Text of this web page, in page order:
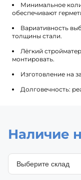
Минимальное
обеспечивают
Вариативность
толщины стали.
Лёгкий
монтировать.
Изготовление на
Долговечность:
Наличие